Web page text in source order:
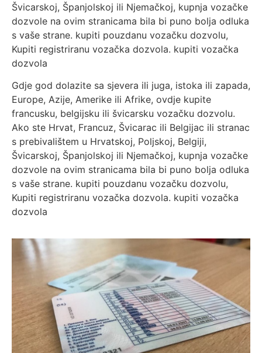
Švicarskoj, Španjolskoj ili Njemačkoj, kupnja vozačke
dozvole na ovim stranicama bila bi puno bolja odluka
s vaše strane. kupiti pouzdanu vozačku dozvolu,
Kupiti registriranu vozačka dozvola. kupiti vozačka
dozvola
Gdje god dolazite sa sjevera ili juga, istoka ili zapada,
Europe, Azije, Amerike ili Afrike, ovdje kupite
francusku, belgijsku ili švicarsku vozačku dozvolu.
Ako ste Hrvat, Francuz, Švicarac ili Belgijac ili stranac
s prebivalištem u Hrvatskoj, Poljskoj, Belgiji,
Švicarskoj, Španjolskoj ili Njemačkoj, kupnja vozačke
dozvole na ovim stranicama bila bi puno bolja odluka
s vaše strane. kupiti pouzdanu vozačku dozvolu,
Kupiti registriranu vozačka dozvola. kupiti vozačka
dozvola